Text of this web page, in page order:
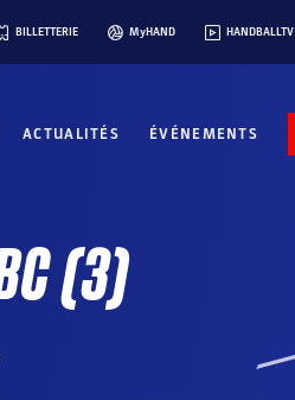
BILLETTERIE MyHAND HANDBALLTV
ACTUALITÉS ÉVÉNEMENTS
(3)